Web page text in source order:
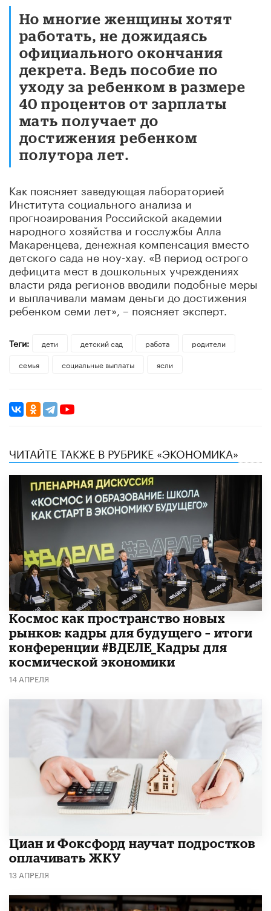
Но многие женщины хотят
работать, не дожидаясь
официального окончания
декрета. Ведь пособие по
уходу за ребенком в размере
40 процентов от зарплаты
мать получает до
достижения ребенком
полутора лет.
Как поясняет заведующая лабораторией
Института социального анализа и
прогнозирования Российской академии
народного хозяйства и госслужбы Алла
Макаренцева, денежная компенсация вместо
детского сада не ноу-хау. «В период острого
дефицита мест в дошкольных учреждениях
власти ряда регионов вводили подобные меры
и выплачивали мамам деньги до достижения
ребенком семи лет», – поясняет эксперт.
Теги: дети детский сад работа
родители
семья
социальные выплаты ясли
ЧИТАЙТЕ ТАКЖЕ В РУБРИКЕ «ЭКОНОМИКА»
Космос как пространство новых
рынков: кадры для будущего – итоги
конференции #ВДЕЛЕ_Кадры для
космической экономики
14 АПРЕЛЯ
Циан и Фоксфорд научат подростков
оплачивать ЖКУ
13 АПРЕЛЯ